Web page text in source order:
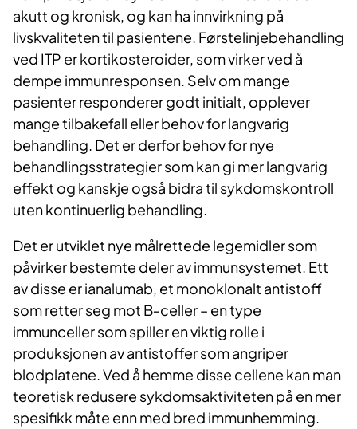
akutt og kronisk, og kan ha innvirkning på
livskvaliteten til pasientene. Førstelinjebehandling
ved ITP er kortikosteroider, som virker ved å
dempe immunresponsen. Selv om mange
pasienter responderer godt initialt, opplever
mange tilbakefall eller behov for langvarig
behandling. Det er derfor behov for nye
behandlingsstrategier som kan gi mer langvarig
effekt og kanskje også bidra til sykdomskontroll
uten kontinuerlig behandling.
Det er utviklet nye målrettede legemidler som
påvirker bestemte deler av immunsystemet. Ett
av disse er ianalumab, et monoklonalt antistoff
som retter seg mot B‑celler – en type
immunceller som spiller en viktig rolle i
produksjonen av antistoffer som angriper
blodplatene. Ved å hemme disse cellene kan man
teoretisk redusere sykdomsaktiviteten på en mer
spesifikk måte enn med bred immunhemming.